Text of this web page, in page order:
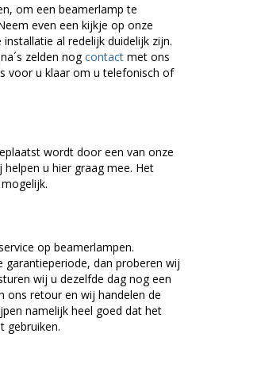
om een beamerlamp te
even een kijkje op onze
al redelijk duidelijk zijn.
zelden nogcontact met ons
voor u klaar om u telefonisch of
wordt door een van onze
u hier graag mee. Het
op beamerlampen.
garantieperiode, dan proberen wij
wij u dezelfde dag nog een
ons retour en wij handelen de
namelijk heel goed dat het
gebruiken.